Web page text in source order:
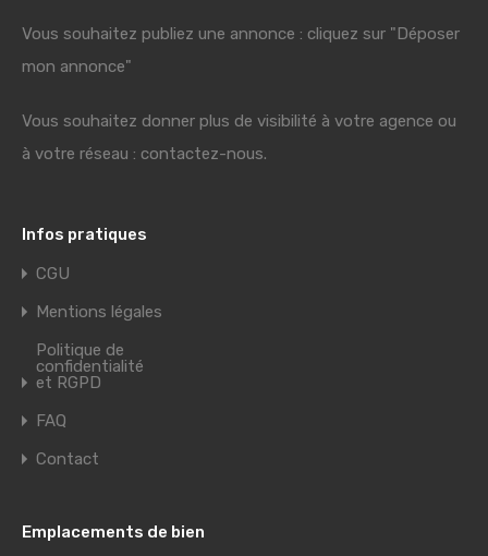
Vous souhaitez publiez une annonce : cliquez sur "Déposer
mon annonce"
Vous souhaitez donner plus de visibilité à votre agence ou
à votre réseau : contactez-nous.
Infos pratiques
CGU
Mentions légales
Politique de
confidentialité
et RGPD
FAQ
Contact
Emplacements de bien